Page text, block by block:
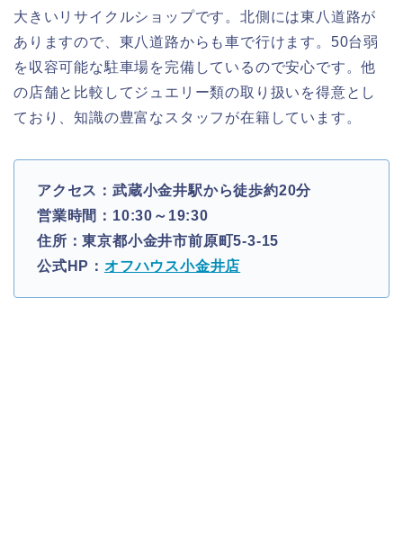
大きいリサイクルショップです。北側には東八道路が
ありますので、東八道路からも車で行けます。50台弱
を収容可能な駐車場を完備しているので安心です。他
の店舗と比較してジュエリー類の取り扱いを得意とし
ており、知識の豊富なスタッフが在籍しています。
アクセス：武蔵小金井駅から徒歩約20分
営業時間：10:30～19:30
住所：東京都小金井市前原町5-3-15
公式HP： オフハウス小金井店